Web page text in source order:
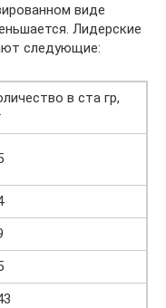
виде
Лидерские
следующие:
в ста гр,